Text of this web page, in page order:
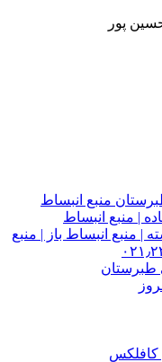
پور
منبع انبساط
| منبع انبساط
| منبع انبساط باز | منبع
طبرستان
کافلکس